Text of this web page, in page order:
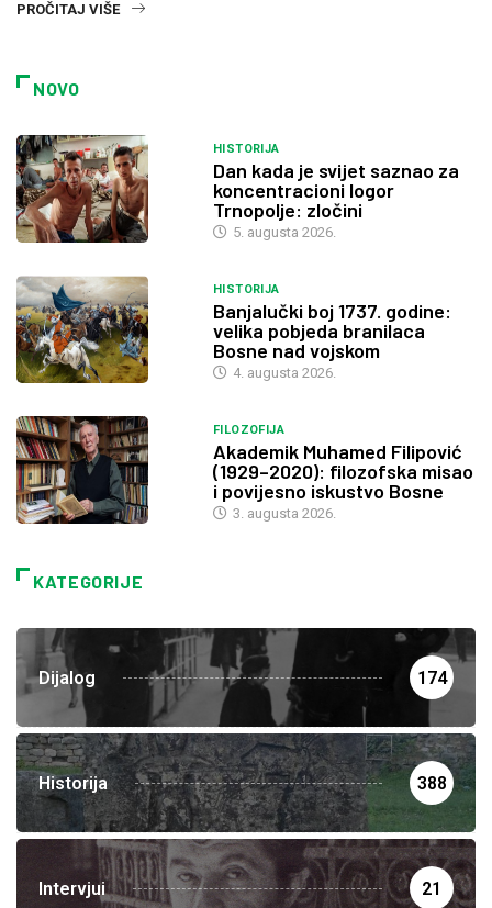
PROČITAJ VIŠE
NOVO
HISTORIJA
Dan kada je svijet saznao za
koncentracioni logor
Trnopolje: zločini
5. augusta 2026.
HISTORIJA
Banjalučki boj 1737. godine:
velika pobjeda branilaca
Bosne nad vojskom
4. augusta 2026.
FILOZOFIJA
Akademik Muhamed Filipović
(1929–2020): filozofska misao
i povijesno iskustvo Bosne
3. augusta 2026.
KATEGORIJE
Dijalog 174
Historija 388
Intervjui 21